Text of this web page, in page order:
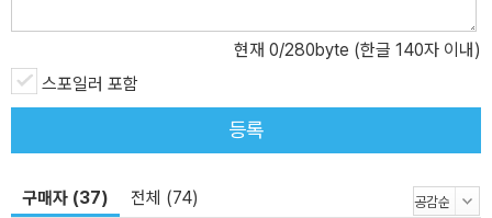
에 나가 상황을 점검하는 일을 맡고 있었고, 다희는 중국어에 능통하
다는 이유로 지수의 어시스턴트로 근무를 시작한 참이었다. 정규직
사원과 계약직 인턴이라는 차이에도 불구하고 두 사람은 함께 카풀을
하며 공사장을 오가는 동안 어디서도 한 적 없는 진실된 대화를 나눈
다. 그 대화를 통해서만 “제 모습을 드러내던 마음”(123쪽)이 있었지
서로에게 솔직해지지 못한 채 헤어지고 만다. 그러나 소설은 여기에
현재 0/280byte (한글 140자 이내)
스포일러 포함
등록
구매자 (37) 전체 (74)